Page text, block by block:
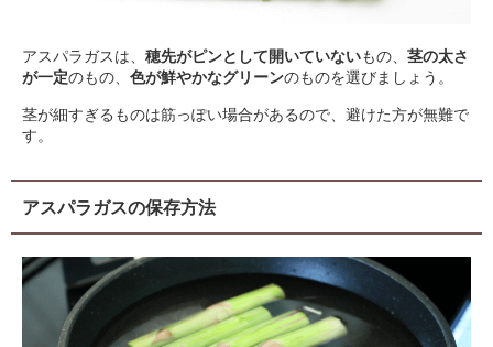
アスパラガスは、 穂先がピンとして開いていないもの、 茎の太さ
が一定のもの、 色が鮮やかなグリーンのものを選びましょう。
茎が細すぎるものは筋っぽい場合があるので、避けた方が無難で
す。
アスパラガスの保存方法